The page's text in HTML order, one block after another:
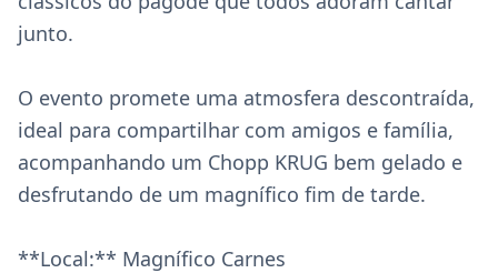
junto.
O evento promete uma atmosfera descontraída,
ideal para compartilhar com amigos e família,
acompanhando um Chopp KRUG bem gelado e
desfrutando de um magnífico fim de tarde.
**Local:** Magnífico Carnes